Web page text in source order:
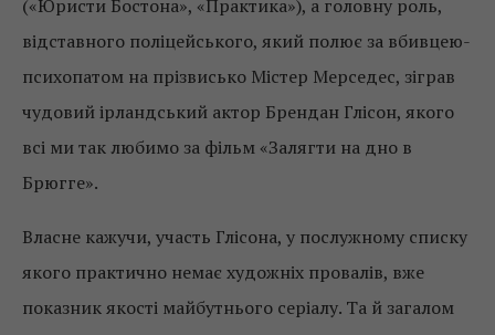
(«Юристи Бостона», «Практика»), а головну роль,
відставного поліцейського, який полює за вбивцею-
психопатом на прізвисько Містер Мерседес, зіграв
чудовий ірландський актор Брендан Глісон, якого
всі ми так любимо за фільм «Залягти на дно в
Брюгге».
Власне кажучи, участь Глісона, у послужному списку
якого практично немає художніх провалів, вже
показник якості майбутнього серіалу. Та й загалом